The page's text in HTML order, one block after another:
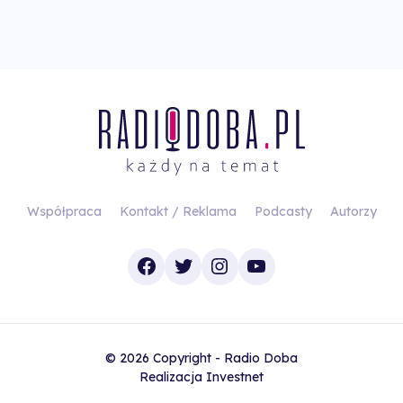
Współpraca Kontakt / Reklama Podcasty Autorzy
Facebook
TwitterInstagram
YouTube
© 2026 Copyright - Radio Doba
Realizacja Investnet